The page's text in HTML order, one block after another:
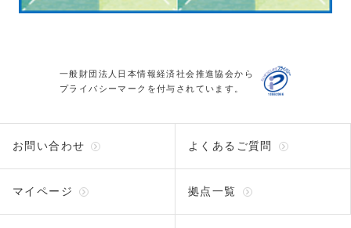
一般財団法人日本情報経済社会推進協会から
プライバシーマークを付与されています。
お問い合わせ よくあるご質問
マイページ 拠点一覧